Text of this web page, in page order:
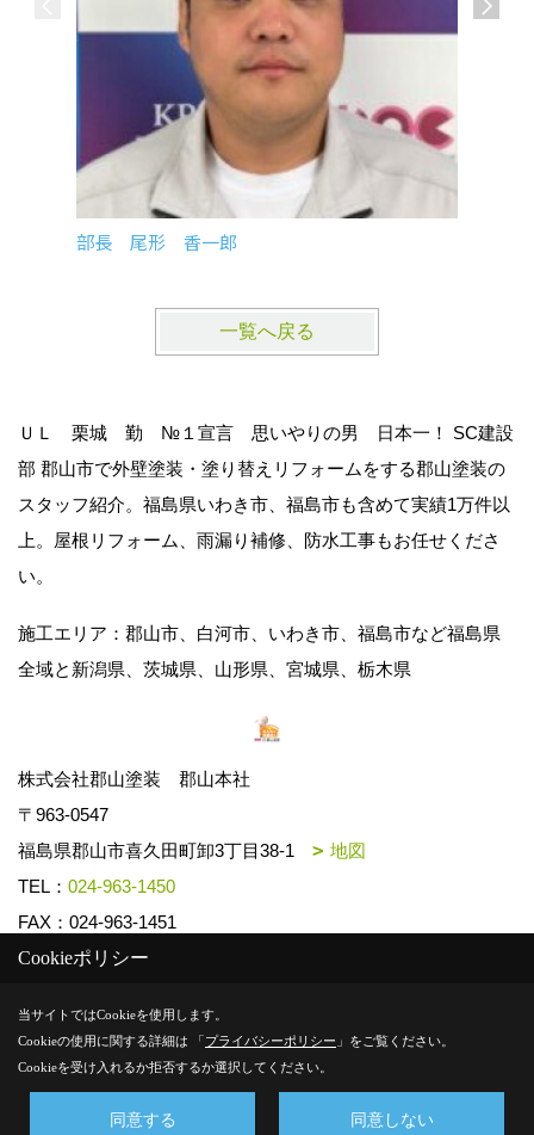
部長 尾形 香一郎
一覧へ戻る
ＵＬ 栗城 勤 №１宣言 思いやりの男 日本一！ SC建設
部 郡山市で外壁塗装・塗り替えリフォームをする郡山塗装の
スタッフ紹介。福島県いわき市、福島市も含めて実績1万件以
上。屋根リフォーム、雨漏り補修、防水工事もお任せくださ
い。
施工エリア：郡山市、白河市、いわき市、福島市など福島県
全域と新潟県、茨城県、山形県、宮城県、栃木県
株式会社郡山塗装 郡山本社
〒963-0547
福島県郡山市喜久田町卸3丁目38-1
地図
TEL： 024-963-1450
FAX：024-963-1451
Copyright (c) k-toso. All Rights Reserved.
Produced byゴデスクリエイト
Cookieポリシー
当サイトではCookieを使用します。
Cookieの使用に関する詳細は 「プライバシーポリシー 」をご覧ください。
Cookieを受け入れるか拒否するか選択してください。
同意する 同意しない